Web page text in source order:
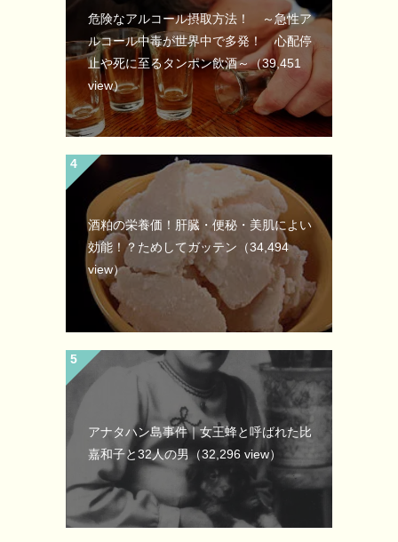
危険なアルコール摂取方法！ ～急性ア
ルコール中毒が世界中で多発！ 心配停
止や死に至るタンポン飲酒～（39,451
view）
酒粕の栄養価！肝臓・便秘・美肌によい
効能！？ためしてガッテン （34,494
view）
アナタハン島事件｜女王蜂と呼ばれた比
嘉和子と32人の男（32,296 view）